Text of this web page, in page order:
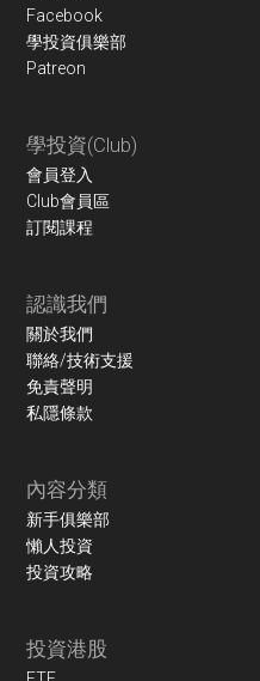
Facebook
學投資俱樂部
Patreon
學投資(Club)
會員登入
Club會員區
訂閱課程
認識我們
關於我們
聯絡/技術支援
免責聲明
私隱條款
內容分類
新手俱樂部
懶人投資
投資攻略
投資港股